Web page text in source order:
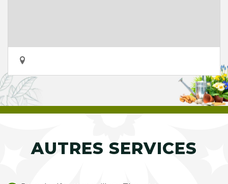
AUTRES SERVICES